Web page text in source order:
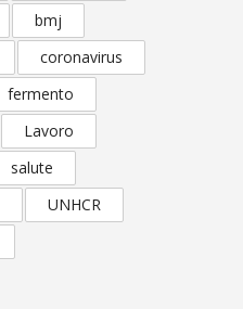
bmj
coronavirus
fermento
Lavoro
salute
UNHCR